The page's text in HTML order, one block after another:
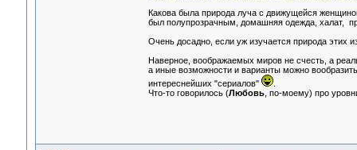
Какова была природа луча с движущейся
был полупрозрачным, домашняя одежда, халат,
Очень досадно, если уж изучается природа этих
Наверное, воображаемых миров не счесть, а
а иные возможности и варианты можно
интереснейших "сериалов"
.
Что-то говорилось (Любовь, по-моему) про